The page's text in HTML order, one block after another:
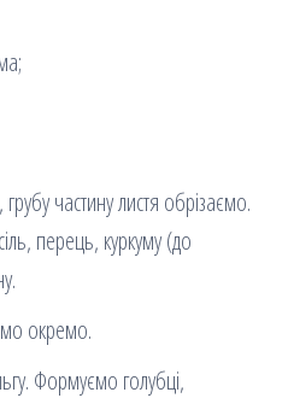
частину листя обрізаємо.
перець, куркуму (до
окремо.
Формуємо голубці,